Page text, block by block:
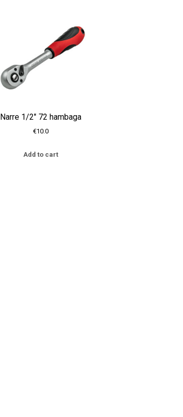
Narre 1/2″ 72 hambaga
€10.0
Add to cart